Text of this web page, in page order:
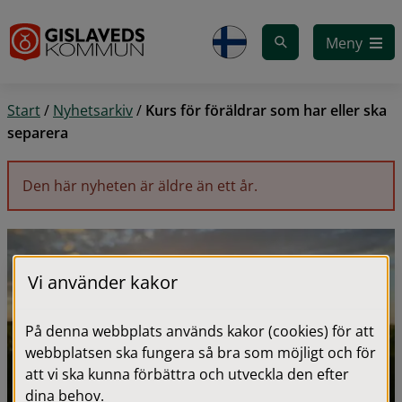
Meny
Start/ Nyhetsarkiv/ Kurs för föräldrar som har eller ska
separera
Den här nyheten är äldre än ett år.
Vi använder kakor
På denna webbplats används kakor (cookies) för att
webbplatsen ska fungera så bra som möjligt och för
att vi ska kunna förbättra och utveckla den efter
dina behov.